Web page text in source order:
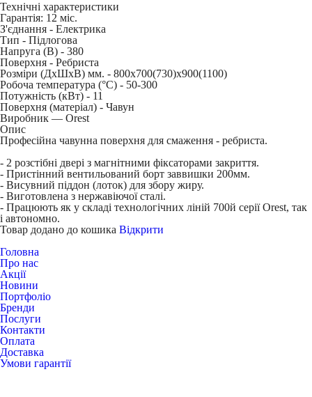
Технічні характеристики
Гарантія: 12 міс.
З'єднання - Електрика
Тип - Підлогова
Напруга (В) - 380
Поверхня - Ребриста
Розміри (ДхШхВ) мм. - 800х700(730)х900(1100)
Робоча температура (°C) - 50-300
Потужність (кВт) - 11
Поверхня (матеріал) - Чавун
Виробник — Orest
Опис
Професійна чавунна поверхня для смаження - ребриста.
- 2 розстібні двері з магнітними фіксаторами закриття.
- Пристінний вентильований борт заввишки 200мм.
- Висувний піддон (лоток) для збору жиру.
- Виготовлена з нержавіючої сталі.
- Працюють як у складі технологічних ліній 700й серії Orest, так
і автономно.
Товар додано до кошика Відкрити
Головна
Про нас
Акції
Новини
Портфоліо
Бренди
Послуги
Контакти
Оплата
Доставка
Умови гарантії